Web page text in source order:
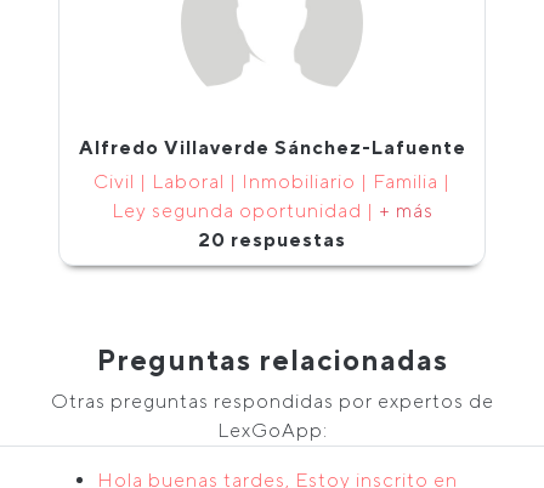
Alfredo Villaverde Sánchez-Lafuente
Civil | Laboral | Inmobiliario | Familia |
Ley segunda oportunidad | + más
20 respuestas
Preguntas relacionadas
Otras preguntas respondidas por expertos de
LexGoApp:
Hola buenas tardes, Estoy inscrito en